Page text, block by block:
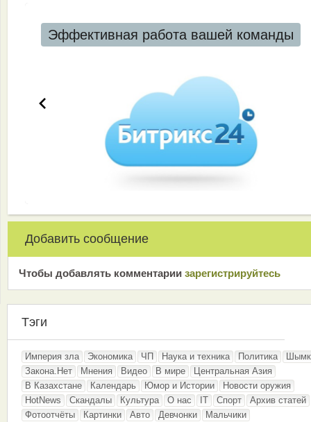
Эффективная работа вашей команды
Добавить сообщение
Чтобы добавлять комментарии зарeгиcтрирyйтeсь
Тэги
Империя зла Экономика ЧП Наука и техника Политика
Закона.Нет
Мнения Видео В мире
Центральная Азия
В Казахстане
Календарь Юмор и Истории
Новости оружия
HotNews
Скандалы Культура О нас IT Спорт
Архив статей
Фотоотчёты
Картинки Авто Девчонки
Мальчики